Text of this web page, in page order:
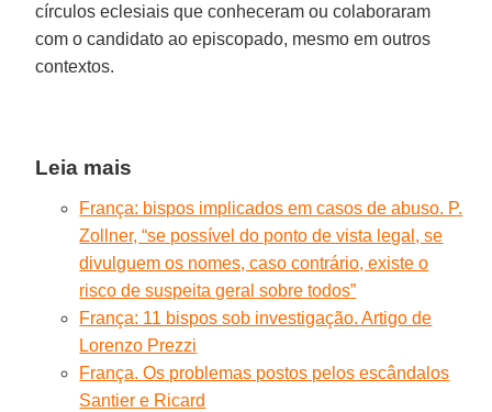
círculos eclesiais que conheceram ou colaboraram
com o candidato ao episcopado, mesmo em outros
contextos.
Leia mais
França: bispos implicados em casos de abuso. P.
Zollner, “se possível do ponto de vista legal, se
divulguem os nomes, caso contrário, existe o
risco de suspeita geral sobre todos”
França: 11 bispos sob investigação. Artigo de
Lorenzo Prezzi
França. Os problemas postos pelos escândalos
Santier e Ricard